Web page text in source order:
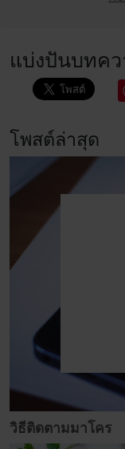
แบ่งปันบทค
โพสต์ล่าสุด
วิธีติดตามมาโคร